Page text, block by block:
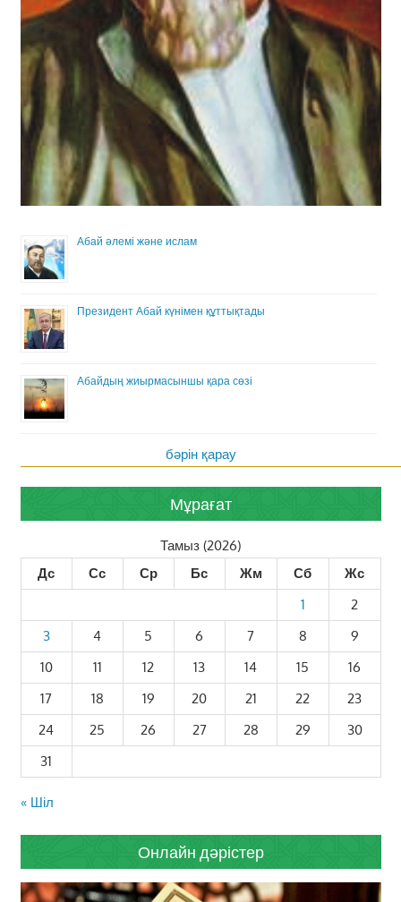
Абай әлемі және ислам
Президент Абай күнімен құттықтады
Абайдың жиырмасыншы қара сөзі
бәрін қарау
Мұрағат
Тамыз (2026)
Дс
Сс Ср Бс Жм Сб
Жс
1
2
3
4 5 6 7 8
9
10
11 12 13 14 15
16
17
18 19 20 21 22
23
24
25 26 27 28 29
30
31
« Шіл
Онлайн дәрістер